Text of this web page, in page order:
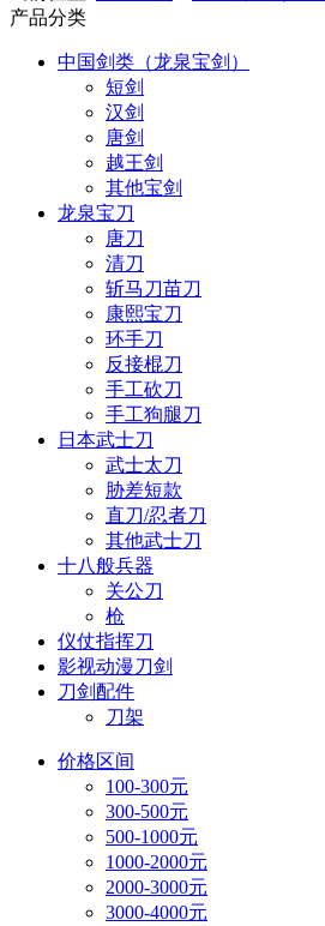
产品分类
中国剑类（龙泉宝剑）
短剑
汉剑
唐剑
越王剑
其他宝剑
龙泉宝刀
唐刀
清刀
斩马刀苗刀
康熙宝刀
环手刀
反接棍刀
手工砍刀
手工狗腿刀
日本武士刀
武士太刀
胁差短款
直刀/忍者刀
其他武士刀
十八般兵器
关公刀
枪
仪仗指挥刀
影视动漫刀剑
刀剑配件
刀架
价格区间
100-300元
300-500元
500-1000元
1000-2000元
2000-3000元
3000-4000元